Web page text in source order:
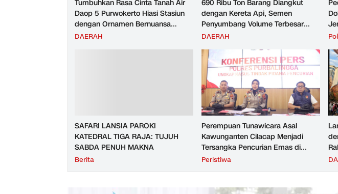
Tumbuhkan Rasa Cinta Tanah Air
Daop 5 Purwokerto Hiasi Stasiun
dengan Ornamen Bernuansa
Merah Putih
DAERAH
690 Ribu Ton Barang Diangkut
dengan Kereta Api, Semen
Penyumbang Volume Terbesar
Angkutan Barang KAI Daop 5
Tahun 2026
DAERAH
SAFARI LANSIA PAROKI
KATEDRAL TIGA RAJA: TUJUH
SABDA PENUH MAKNA
Berita
Perempuan Tunawicara Asal
Kawunganten Cilacap Menjadi
Tersangka Pencurian Emas di
Purbalingga
Peristiwa